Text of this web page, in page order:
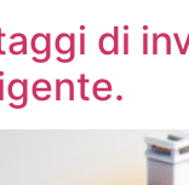
di